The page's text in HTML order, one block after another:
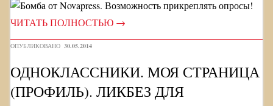
ЧИТАТЬ ПОЛНОСТЬЮ →
ОПУБЛИКОВАНО 30.05.2014
ОДНОКЛАССНИКИ. МОЯ СТРАНИЦА
(ПРОФИЛЬ). ЛИКБЕЗ ДЛЯ